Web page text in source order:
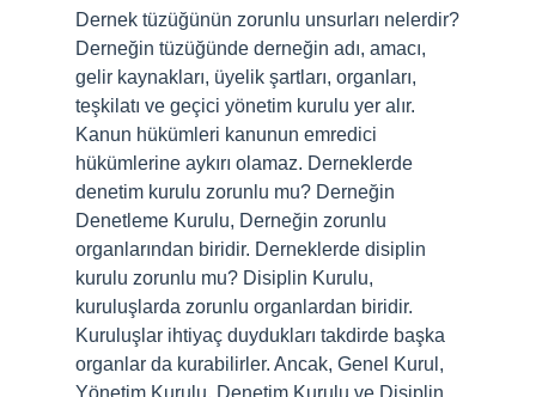
Dernek tüzüğünün zorunlu unsurları nelerdir?
Derneğin tüzüğünde derneğin adı, amacı,
gelir kaynakları, üyelik şartları, organları,
teşkilatı ve geçici yönetim kurulu yer alır.
Kanun hükümleri kanunun emredici
hükümlerine aykırı olamaz. Derneklerde
denetim kurulu zorunlu mu? Derneğin
Denetleme Kurulu, Derneğin zorunlu
organlarından biridir. Derneklerde disiplin
kurulu zorunlu mu? Disiplin Kurulu,
kuruluşlarda zorunlu organlardan biridir.
Kuruluşlar ihtiyaç duydukları takdirde başka
organlar da kurabilirler. Ancak, Genel Kurul,
Yönetim Kurulu, Denetim Kurulu ve Disiplin